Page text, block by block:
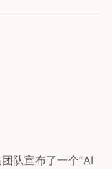
队宣布了一个”AI